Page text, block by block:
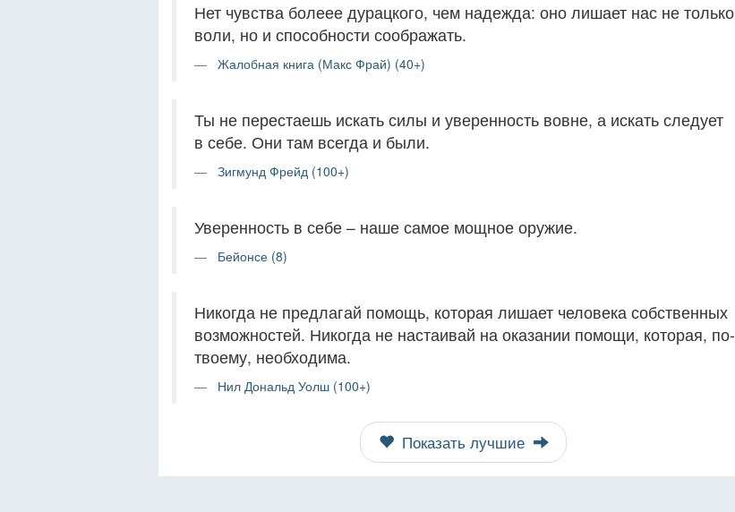
Нет чувства болеее дурацкого, чем надежда: оно лишает нас не только
воли, но и способности соображать.
Жалобная книга (Макс Фрай) (40+)
Ты не перестаешь искать силы и уверенность вовне, а искать следует
в себе. Они там всегда и были.
Зигмунд Фрейд (100+)
Уверенность в себе – наше самое мощное оружие.
Бейонсе (8)
Никогда не предлагай помощь, которая лишает человека собственных
возможностей. Никогда не настаивай на оказании помощи, которая, по-
твоему, необходима.
Нил Дональд Уолш (100+)
Показать лучшие